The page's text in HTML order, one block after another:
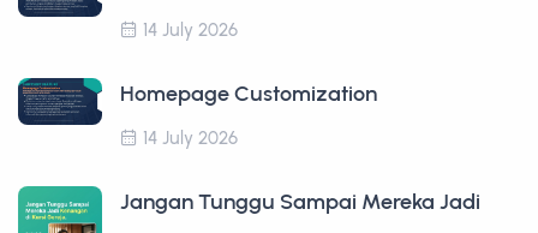
14 July 2026
Homepage Customization
14 July 2026
Jangan Tunggu Sampai Mereka Jadi